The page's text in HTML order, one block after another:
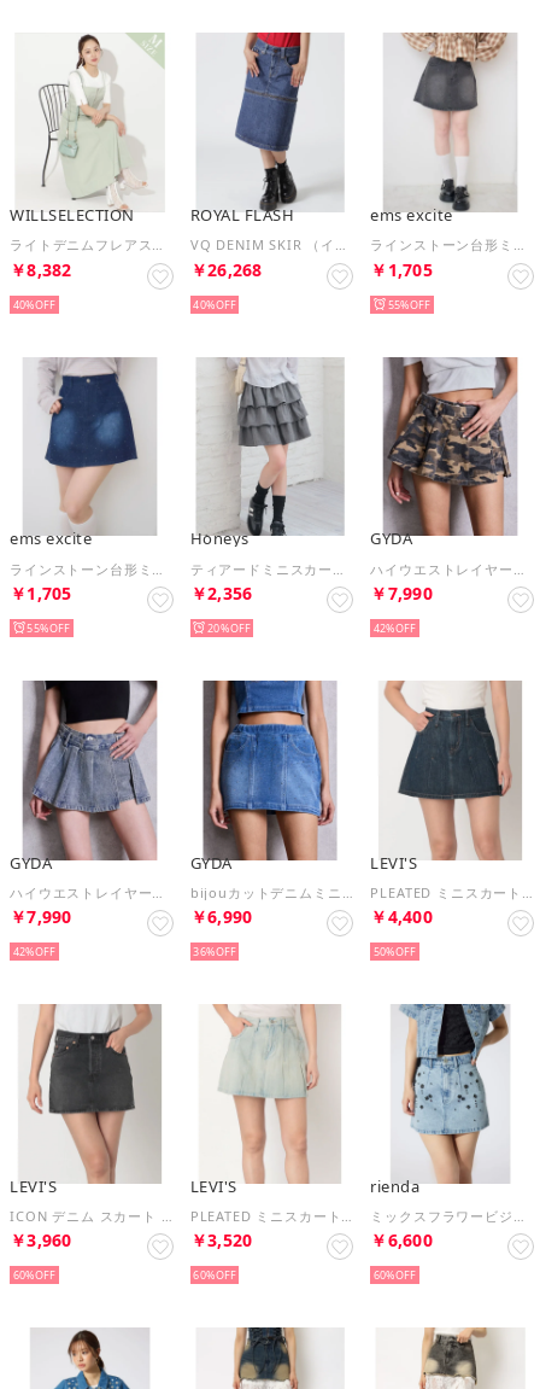
WILLSELECTION
ライトデニムフレアスカート （ミント）
￥8,382
40%
ROYAL FLASH
VQ DENIM SKIR （インディゴ7）
￥26,268
40%
ems excite
ラインストーン台形ミニSK （BLK1）
￥1,705
55%
ems excite
￥1,705
55%
Honeys
￥2,356
20%
GYDA
￥7,990
42%
GYDA
ハイウエストレイヤードプリーツスカートライクデニムショートパンツ （アイスブルー）
￥7,990
42%
GYDA
bijouカットデニムミニスカートライクショートパンツ （ブルー）
￥6,990
36%
LEVI'S
PLEATED ミニスカート ダークインディゴ （Dark Indigo - Flat Finish）
￥4,400
50%
LEVI'S
ICON デニム スカート ブラック （Blacks）
￥3,960
60%
LEVI'S
PLEATED ミニスカート ライトインディゴ （Light Indigo - Worn In）
￥3,520
60%
rienda
ミックスフラワービジュージャストウエストデニムスカート L/BLU1
￥6,600
60%